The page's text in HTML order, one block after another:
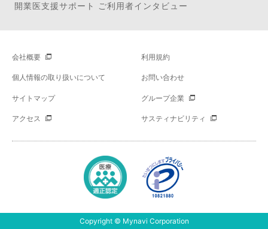
開業医支援サポート ご利用者インタビュー
会社概要 利用規約
個人情報の取り扱いについて お問い合わせ
サイトマップ グループ企業
アクセス サスティナビリティ
Copyright © Mynavi Corporation